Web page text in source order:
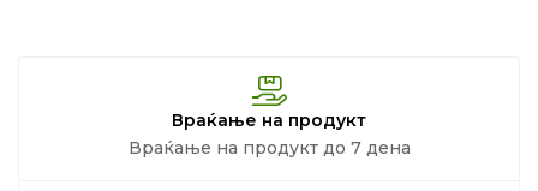
Враќање на продукт
Враќање на продукт до 7 дена